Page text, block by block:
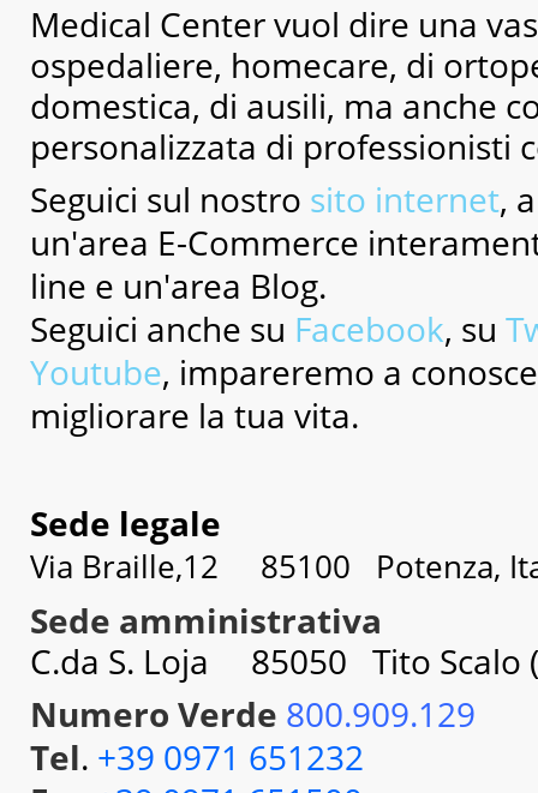
Medical Center vuol dire una
ospedaliere, homecare, di
domestica, di ausili, ma anche
personalizzata di professionisti
Seguici sul nostro sito internet,
un'area E-Commerce
line e un'area Blog.
Seguici anche su Facebook, su
Youtube, impareremo a
migliorare la tua vita.
Sede legale
Via Braille,12 85100 Potenza,
Sede amministrativa
C.da S. Loja 85050 Tito Scalo
Numero Verde 800.909.129
Tel. +39 0971 651232